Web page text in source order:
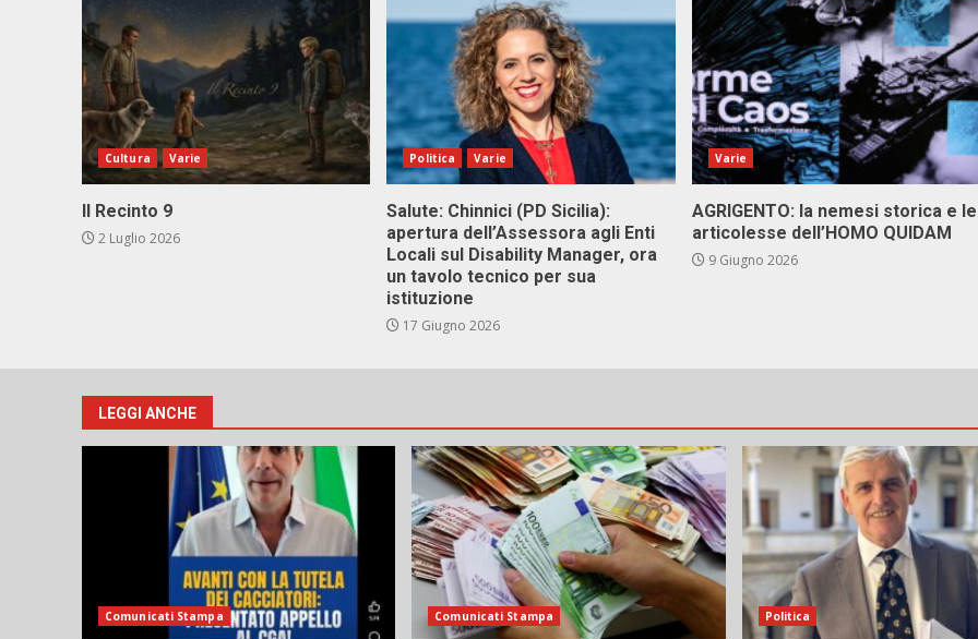
Cultura Varie
Il Recinto 9
2 Luglio 2026
Politica Varie
Salute: Chinnici (PD Sicilia):
apertura dell’Assessora agli Enti
Locali sul Disability Manager, ora
un tavolo tecnico per sua
istituzione
17 Giugno 2026
Varie
AGRIGENTO: la nemesi storica e le
articolesse dell’HOMO QUIDAM
9 Giugno 2026
LEGGI ANCHE
Comunicati Stampa Comunicati Stampa Politica